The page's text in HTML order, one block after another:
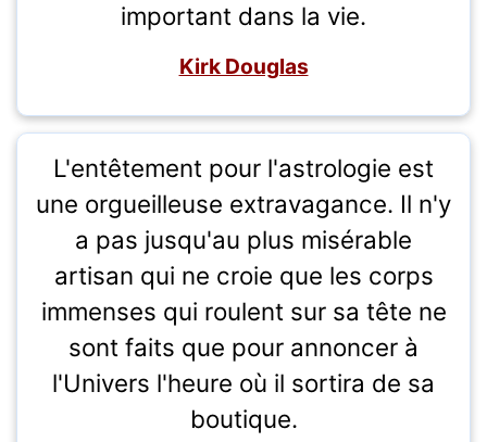
important dans la vie.
Kirk Douglas
L'entêtement pour l'astrologie est
une orgueilleuse extravagance. Il n'y
a pas jusqu'au plus misérable
artisan qui ne croie que les corps
immenses qui roulent sur sa tête ne
sont faits que pour annoncer à
l'Univers l'heure où il sortira de sa
boutique.